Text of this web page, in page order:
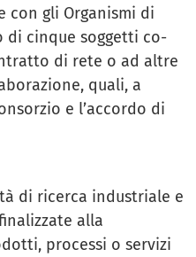
con gli Organismi di
di cinque soggetti co-
di rete o ad altre
quali, a
e l’accordo di
di ricerca industriale e
alla
processi o servizi